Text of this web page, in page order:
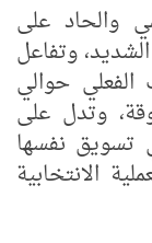
والحاد على
وتفاعل
حوالي
وتدل على
تسويق نفسها
الانتخابية